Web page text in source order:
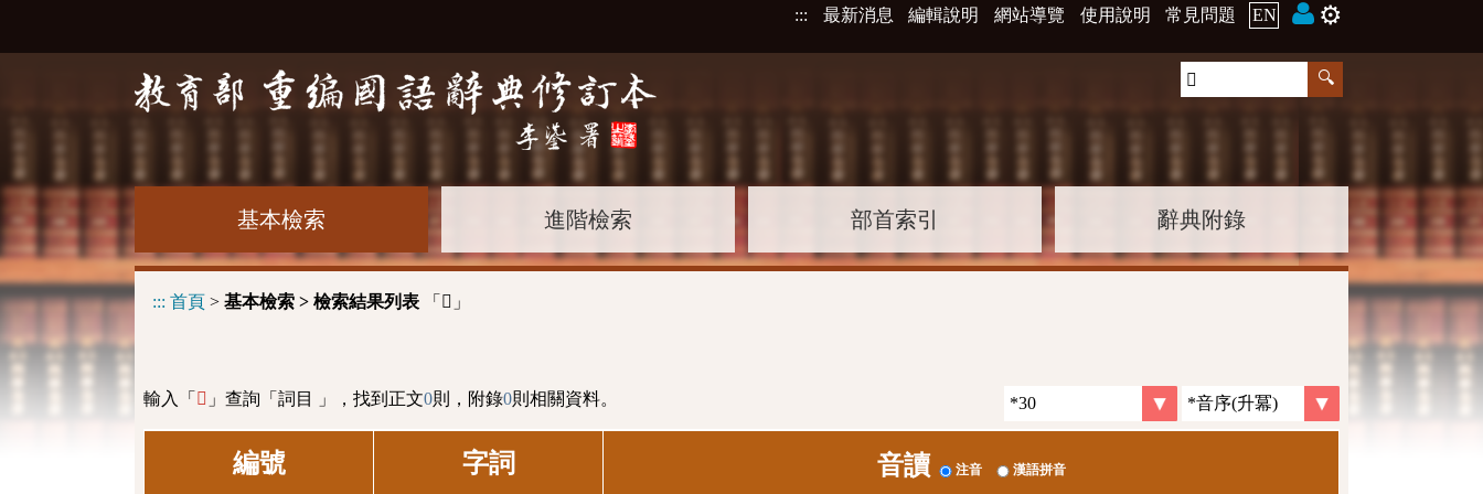
::: 最新消息 編輯說明 網站導覽 使用說明 常見問題 EN ⚙️
基本檢索 進階檢索 部首索引 辭典附錄
::: 首頁 > 基本檢索 > 檢索結果列表 「 」
輸入「 」查詢「詞目 」，找到正文0則，附錄0則相關資料。
編號 字詞 音讀 注音 漢語拼音